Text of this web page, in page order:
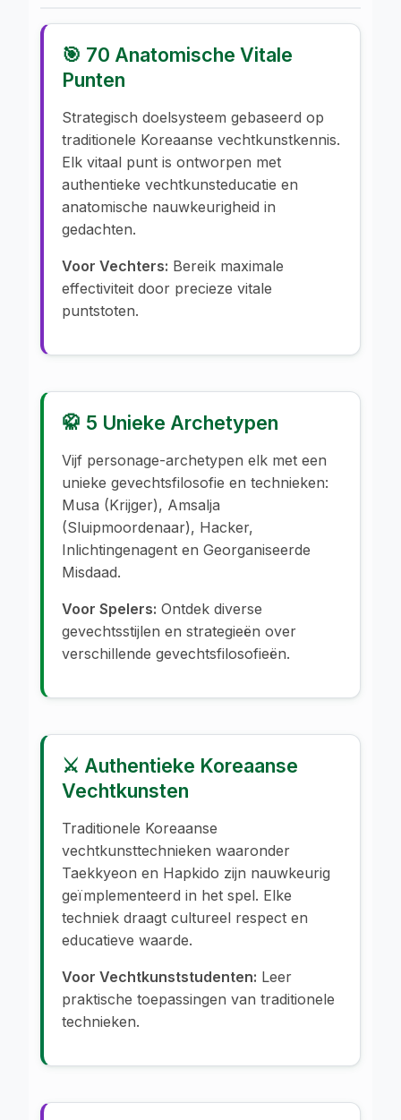
🎯 70 Anatomische Vitale
Punten
Strategisch doelsysteem gebaseerd op
traditionele Koreaanse vechtkunstkennis.
Elk vitaal punt is ontworpen met
authentieke vechtkunsteducatie en
anatomische nauwkeurigheid in
gedachten.
Voor Vechters: Bereik maximale
effectiviteit door precieze vitale
puntstoten.
🥋 5 Unieke Archetypen
Vijf personage-archetypen elk met een
unieke gevechtsfilosofie en technieken:
Musa (Krijger), Amsalja
(Sluipmoordenaar), Hacker,
Inlichtingenagent en Georganiseerde
Misdaad.
Voor Spelers: Ontdek diverse
gevechtsstijlen en strategieën over
verschillende gevechtsfilosofieën.
⚔️ Authentieke Koreaanse
Vechtkunsten
Traditionele Koreaanse
vechtkunsttechnieken waaronder
Taekkyeon en Hapkido zijn nauwkeurig
geïmplementeerd in het spel. Elke
techniek draagt cultureel respect en
educatieve waarde.
Voor Vechtkunststudenten: Leer
praktische toepassingen van traditionele
technieken.